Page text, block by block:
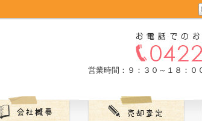
営業時間：９：３０～１８：０